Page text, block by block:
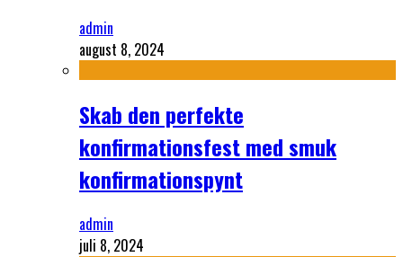
admin
august 8, 2024
Skab den perfekte
konfirmationsfest med smuk
konfirmationspynt
admin
juli 8, 2024